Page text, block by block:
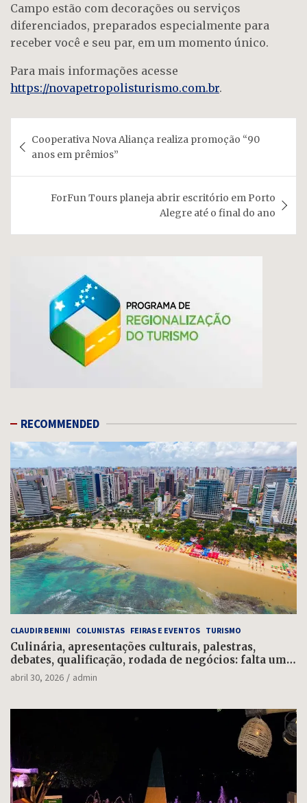
Campo estão com decorações ou serviços
diferenciados, preparados especialmente para
receber você e seu par, em um momento único.
Para mais informações acesse
https://novapetropolisturismo.com.br.
de
Post
Cooperativa Nova Aliança realiza promoção “90
anos em prêmios”
ForFun Tours planeja abrir escritório em Porto
Alegre até o final do ano
RECOMMENDED
CLAUDIR BENINI COLUNISTAS FEIRAS E EVENTOS TURISMO
Culinária, apresentações culturais, palestras,
debates, qualificação, rodada de negócios: falta uma
semana para o Salão do Turismo
abril 30, 2026 admin